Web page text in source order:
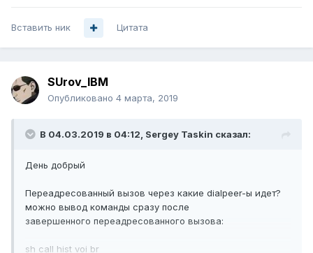
Вставить ник Цитата
SUrov_IBM
Опубликовано 4 марта, 2019
В 04.03.2019 в 04:12, Sergey Taskin сказал:
День добрый
Переадресованный вызов через какие dialpeer-ы идет?
можно вывод команды сразу после
завершенного переадресованного вызова:
sh call hist voi br